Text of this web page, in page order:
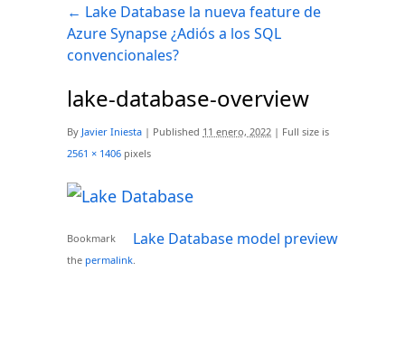
← Lake Database la nueva feature de
Azure Synapse ¿Adiós a los SQL
convencionales?
lake-database-overview
By Javier Iniesta | Published 11 enero, 2022 | Full size is
2561 × 1406 pixels
Lake Database model preview
Bookmark
the permalink